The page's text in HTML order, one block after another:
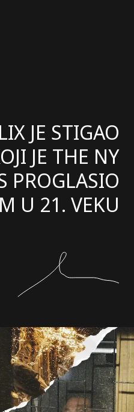
JE STIGAO
JE THE NY
PROGLASIO
U 21. VEKU